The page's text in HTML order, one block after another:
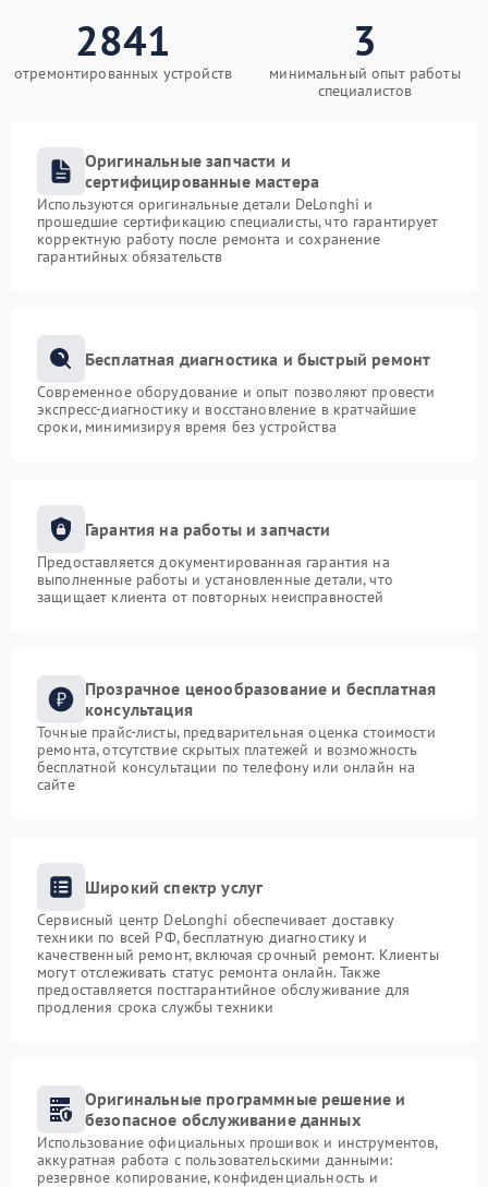
2841
отремонтированных устройств
3
минимальный опыт работы
специалистов
Оригинальные запчасти и
сертифицированные мастера
Используются оригинальные детали DeLonghi и
прошедшие сертификацию специалисты, что гарантирует
корректную работу после ремонта и сохранение
гарантийных обязательств
Бесплатная диагностика и быстрый ремонт
Современное оборудование и опыт позволяют провести
экспресс-диагностику и восстановление в кратчайшие
сроки, минимизируя время без устройства
Гарантия на работы и запчасти
Предоставляется документированная гарантия на
выполненные работы и установленные детали, что
защищает клиента от повторных неисправностей
Прозрачное ценообразование и бесплатная
консультация
Точные прайс-листы, предварительная оценка стоимости
ремонта, отсутствие скрытых платежей и возможность
бесплатной консультации по телефону или онлайн на
сайте
Широкий спектр услуг
Сервисный центр DeLonghi обеспечивает доставку
техники по всей РФ, бесплатную диагностику и
качественный ремонт, включая срочный ремонт. Клиенты
могут отслеживать статус ремонта онлайн. Также
предоставляется постгарантийное обслуживание для
продления срока службы техники
Оригинальные программные решение и
безопасное обслуживание данных
Использование официальных прошивок и инструментов,
аккуратная работа с пользовательскими данными:
резервное копирование, конфиденциальность и